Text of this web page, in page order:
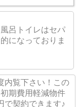
呂トイレはセパ
になっておりま
内覧下さい！この
期費用軽減物件
で契約できます♪